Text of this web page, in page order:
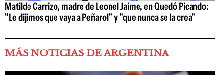
Matilde Carrizo, madre de Leonel Jaime, en Quedó Picando:
"Le dijimos que vaya a Peñarol" y "que nunca se la crea"
MÁS NOTICIAS DE ARGENTINA